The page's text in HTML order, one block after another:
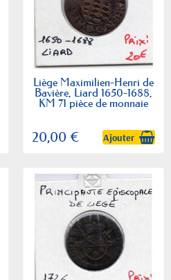
Liège Maximilien-Henri de
Bavière, Liard 1650-1688,
KM 71 pièce de monnaie
20,00 € Ajouter